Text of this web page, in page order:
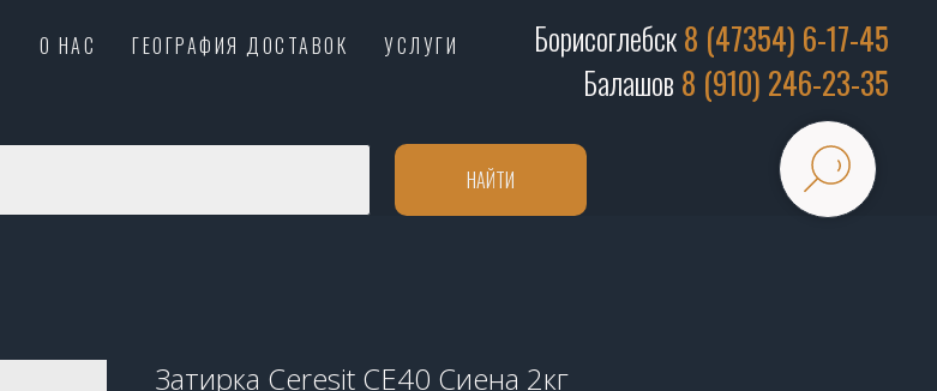
О НАС ГЕОГРАФИЯ ДОСТАВОК
УСЛУГИ
Борисоглебск8 (47354) 6-17-45
Балашов 8 (910) 246-23-35
НАЙТИ
Затирка Ceresit CE40 Сиена 2кг